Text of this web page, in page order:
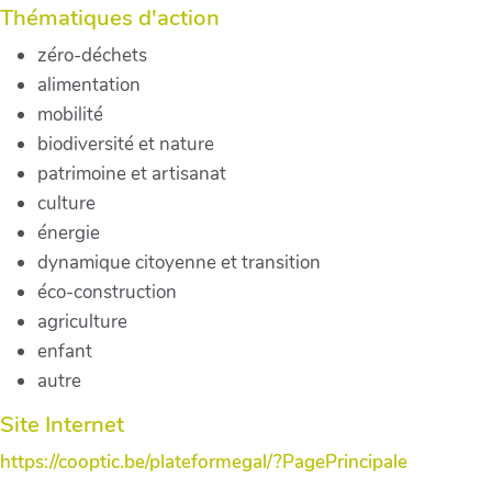
Thématiques d'action
zéro-déchets
alimentation
mobilité
biodiversité et nature
patrimoine et artisanat
culture
énergie
dynamique citoyenne et transition
éco-construction
agriculture
enfant
autre
Site Internet
https://cooptic.be/plateformegal/?PagePrincipale